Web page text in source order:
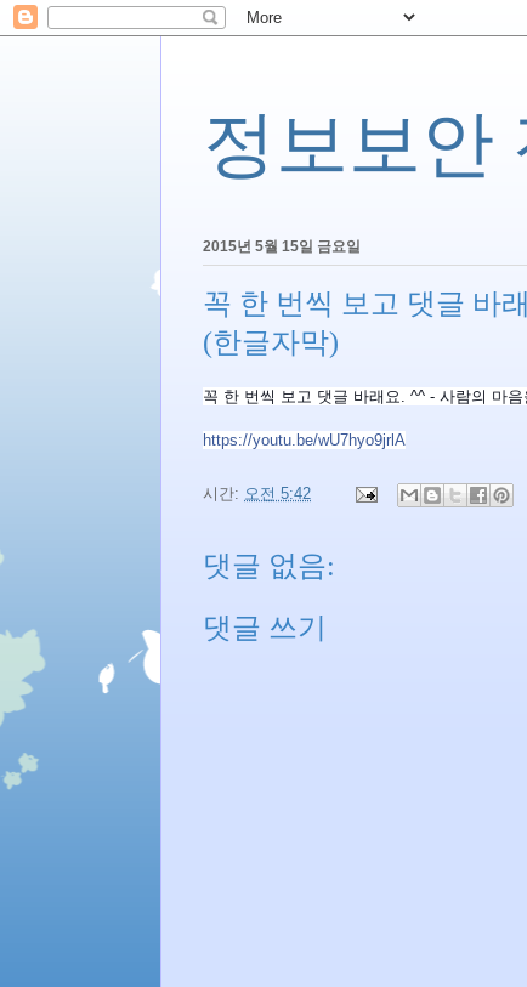
정보보안
2015년 5월 15일 금요일
꼭 한 번씩 보고 댓글 바
(한글자막)
꼭 한 번씩 보고 댓글 바래요. ^^ - 사람의 마
https://youtu.be/wU7hyo9jrlA
시간: 오전 5:42
댓글 없음:
댓글 쓰기